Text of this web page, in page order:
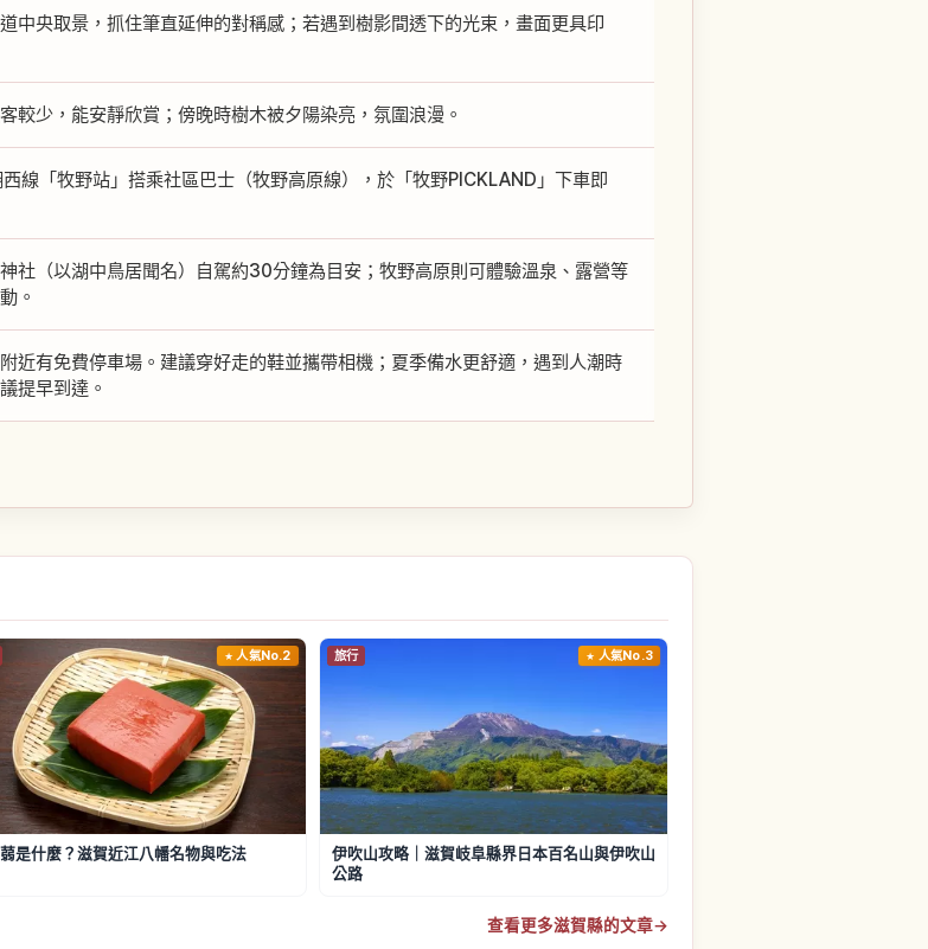
中央取景，抓住筆直延伸的對稱感；若遇到樹影間透下的光束，畫面更具印
較少，能安靜欣賞；傍晚時樹木被夕陽染亮，氛圍浪漫。
線「牧野站」搭乘社區巴士（牧野高原線），於「牧野PICKLAND」下車即
社（以湖中鳥居聞名）自駕約30分鐘為目安；牧野高原則可體驗溫泉、露營等
。
近有免費停車場。建議穿好走的鞋並攜帶相機；夏季備水更舒適，遇到人潮時
提早到達。
人氣No.2
是什麼？滋賀近江八幡名物與吃法
旅行 人氣No.3
伊吹山攻略｜滋賀岐阜縣界日本百名山與伊吹山
公路
查看更多滋賀縣的文章→